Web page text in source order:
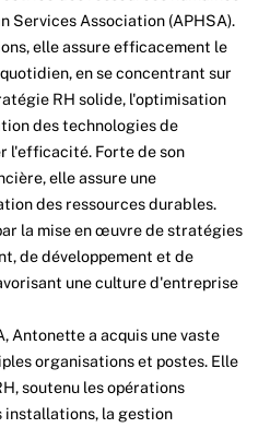
Services Association (APHSA).
elle assure efficacement le
en se concentrant sur
RH solide, l'optimisation
des technologies de
l'efficacité. Forte de son
elle assure une
des ressources durables.
la mise en œuvre de stratégies
de développement et de
une culture d'entreprise
Antonette a acquis une vaste
organisations et postes. Elle
soutenu les opérations
installations, la gestion